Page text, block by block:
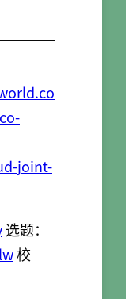
joint-
选题：
校